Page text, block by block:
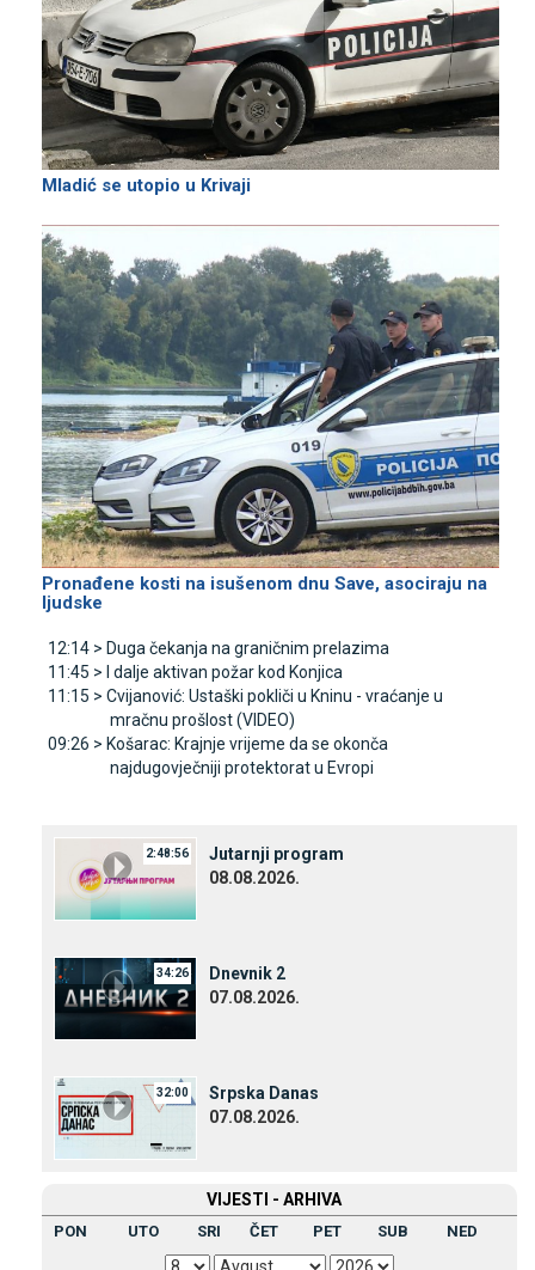
Mladić se utopio u Krivaji
Pronađene kosti na isušenom dnu Save, asociraju na
ljudske
12:14 > Duga čekanja na graničnim prelazima
11:45 >
I dalje aktivan požar kod Konjica
11:15 > Cvijanović: Ustaški pokliči u Kninu - vraćanje u
mračnu prošlost (VIDEO)
09:26 > Košarac: Krajnje vrijeme da se okonča
najdugovječniji protektorat u Evropi
2:48:56
Јutarnji program
08.08.2026.
34:26
Dnevnik 2
07.08.2026.
32:00
Srpska Danas
07.08.2026.
VIЈESTI - ARHIVA
PON UTO SRI ČET PET SUB NED